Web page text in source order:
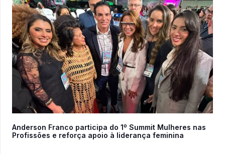
Anderson Franco participa do 1º Summit Mulheres nas
Profissões e reforça apoio à liderança feminina